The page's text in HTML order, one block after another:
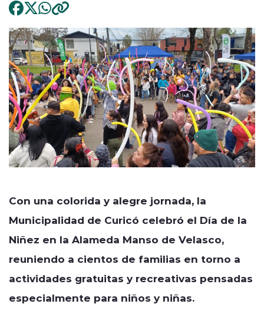
Con una colorida y alegre jornada, la
Municipalidad de Curicó celebró el Día de la
Niñez en la Alameda Manso de Velasco,
reuniendo a cientos de familias en torno a
actividades gratuitas y recreativas pensadas
especialmente para niños y niñas.